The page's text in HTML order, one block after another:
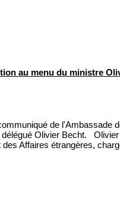
au menu du ministre
de l'Ambassade
délégué Olivier Becht.
des Affaires étrangères,